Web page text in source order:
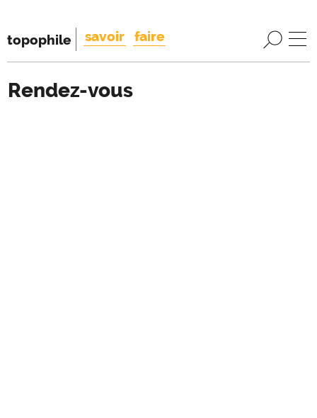
topophile savoir faire
Rendez-vous